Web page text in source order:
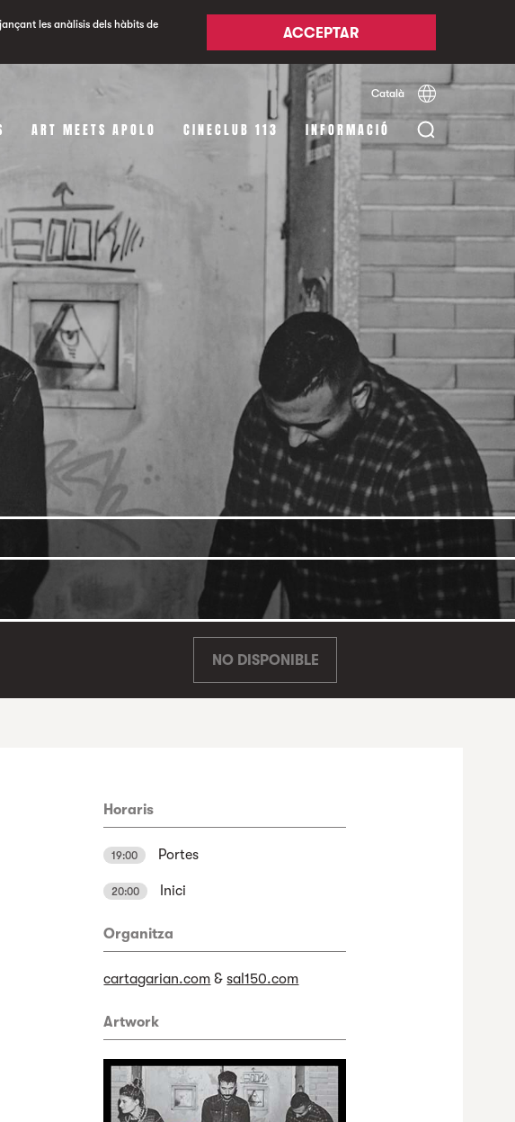
les anàlisis dels hàbits de
ACCEPTAR
Català Español
ART MEETS APOLO CINECLUB 113 INFORMACIÓ
NO DISPONIBLE
Horaris
19:00 Portes
20:00 Inici
Organitza
cartagarian.com &sal150.com
Artwork